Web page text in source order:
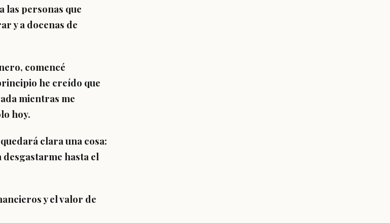
las personas que
y a docenas de
comencé
he creído que
mientras me
hoy.
clara una cosa:
hasta el
y el valor de